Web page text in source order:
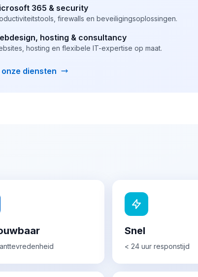
365 & security
firewalls en beveiligingsoplossingen.
hosting & consultancy
hosting en flexibele IT-expertise op maat.
onze diensten
Snel
< 24 uur responstijd